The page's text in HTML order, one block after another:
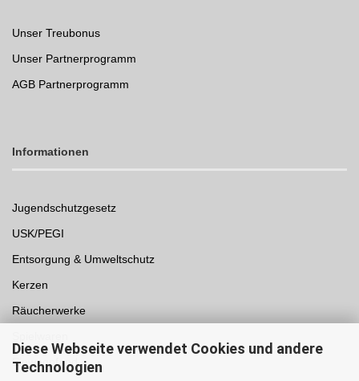
Diese Webseite verwendet Cookies und andere
Technologien
Unser Treubonus
Unser Partnerprogramm
AGB Partnerprogramm
Informationen
Jugendschutzgesetz
USK/PEGI
Entsorgung & Umweltschutz
Kerzen
Räucherwerke
Einwegpfand